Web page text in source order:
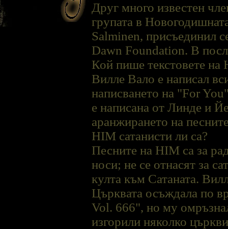
Друг много известен
групата в
Salminen, присъединил
Dawn Foundation. В
Кой пише текстовете на
Вилле Валo е написал
написването на "For
е написана от Линдe и
аранжирането на
HIM сатанисти ли са?
Песните на HIM са за
носи; не се отнасят за
култа към Сатаната.
Църквата осъждала по
Vol. 666", но му
изгорили няколко